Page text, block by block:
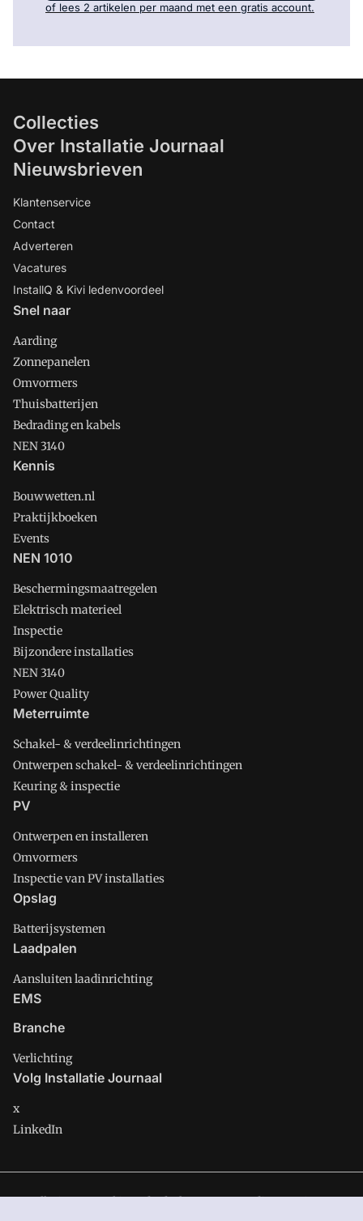
of lees 2 artikelen per maand met een gratis account.
Collecties
Over Installatie Journaal
Nieuwsbrieven
Klantenservice
Contact
Adverteren
Vacatures
InstallQ & Kivi ledenvoordeel
Snel naar
Aarding
Zonnepanelen
Omvormers
Thuisbatterijen
Bedrading en kabels
NEN 3140
Kennis
Bouwwetten.nl
Praktijkboeken
Events
NEN 1010
Beschermingsmaatregelen
Elektrisch materieel
Inspectie
Bijzondere installaties
NEN 3140
Power Quality
Meterruimte
Schakel- & verdeelinrichtingen
Ontwerpen schakel- & verdeelinrichtingen
Keuring & inspectie
PV
Ontwerpen en installeren
Omvormers
Inspectie van PV installaties
Opslag
Batterijsystemen
Laadpalen
Aansluiten laadinrichting
EMS
Branche
Verlichting
Volg Installatie Journaal
x
LinkedIn
Installatie Journaal is onderdeel van VMN media. Lees inons